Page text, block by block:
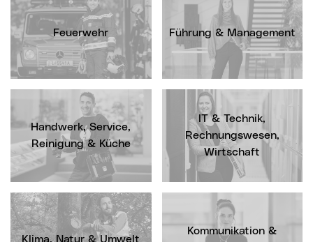
Feuerwehr Führung & Management
Handwerk, Service,
Reinigung & Küche
IT & Technik,
Rechnungswesen,
Wirtschaft
Klima, Natur & Umwelt
Kommunikation &